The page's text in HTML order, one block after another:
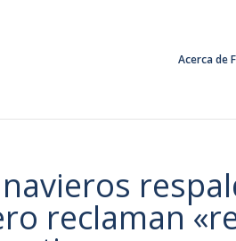
Acerca de
reclaman